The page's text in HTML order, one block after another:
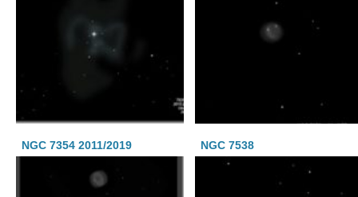
NGC 7354 2011/2019 NGC 7538